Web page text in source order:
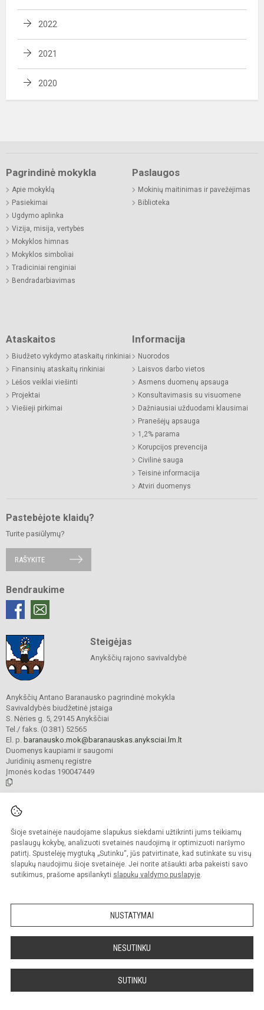
Šioje svetainėje naudojame slapukus siekdami užtikrinti jums teikiamų
paslaugų kokybę, analizuoti svetainės naudojimą ir optimizuoti naršymo
patirtį. Spustelėję mygtuką „Sutinku“, jūs patvirtinate, kad sutinkate su visų
slapukų naudojimu šioje svetainėje. Jei norite atšaukti arba pakeisti savo
sutikimus, prašome apsilankyti slapukų valdymo puslapyje.
NUSTATYMAI
NESUTINKU
SUTINKU
2022
2021
2020
Pagrindinė mokykla
Apie mokyklą
Pasiekimai
Ugdymo aplinka
Vizija, misija, vertybės
Mokyklos himnas
Mokyklos simboliai
Tradiciniai renginiai
Bendradarbiavimas
Paslaugos
Mokinių maitinimas ir pavežėjimas
Biblioteka
Ataskaitos
Biudžeto vykdymo ataskaitų rinkiniai
Finansinių ataskaitų rinkiniai
Lėšos veiklai viešinti
Projektai
Viešieji pirkimai
Informacija
Nuorodos
Laisvos darbo vietos
Asmens duomenų apsauga
Konsultavimasis su visuomene
Dažniausiai užduodami klausimai
Pranešėjų apsauga
1,2% parama
Korupcijos prevencija
Civilinė sauga
Teisinė informacija
Atviri duomenys
Pastebėjote klaidų?
Turite pasiūlymų?
RAŠYKITE
Bendraukime
Steigėjas
Anykščių rajono savivaldybė
Anykščių Antano Baranausko pagrindinė mokykla
Savivaldybės biudžetinė įstaiga
S. Nėries g. 5, 29145 Anykščiai
Tel./ faks. (0 381) 52565
El. p. baranausko.mok@baranauskas.anyksciai.lm.lt
Duomenys kaupiami ir saugomi
Juridinių asmenų registre
Įmonės kodas 190047449
Kopijuoti turinį be raštiško mokyklos administracijos sutikimo griežtai
draudžiama.
Prieinamumo paraiška Slapukų valdymas
Sumanus būdas atnaujinti